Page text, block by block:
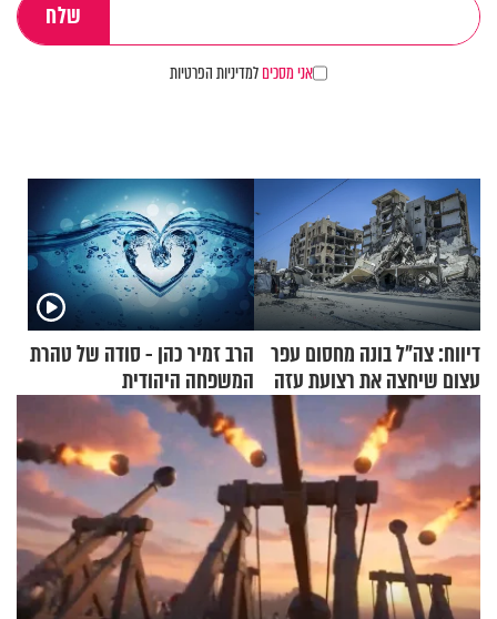
אני מסכיםלמדיניות הפרטיות
דיווח: צה"ל בונה מחסום עפר
עצום שיחצה את רצועת עזה
הרב זמיר כהן - סודה של טהרת
המשפחה היהודית